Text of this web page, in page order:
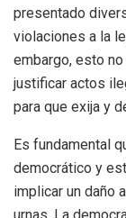
presentado
violaciones a la
embargo, esto
justificar actos
para que exija y
Es fundamental
democrático y
implicar un daño